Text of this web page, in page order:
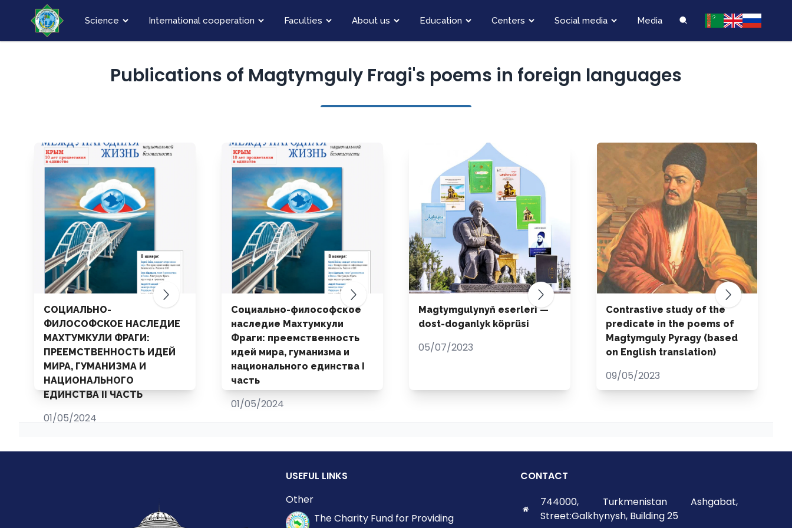
Science International cooperation Faculties About us Education Centers Social media Media
Publications of Magtymguly Fragi's poems in foreign languages
СОЦИАЛЬНО-
ФИЛОСОФСКОЕ НАСЛЕДИЕ
МАХТУМКУЛИ ФРАГИ:
ПРЕЕМСТВЕННОСТЬ ИДЕЙ
МИРА, ГУМАНИЗМА И
НАЦИОНАЛЬНОГО
ЕДИНСТВА II ЧАСТЬ
01/05/2024
Социально-философское
наследие Махтумкули
Фраги: преемственность
идей мира, гуманизма и
национального единства I
часть
01/05/2024
Magtymgulynyň eserleri —
dost-doganlyk köprüsi
05/07/2023
Contrastive study of the
predicate in the poems of
Magtymguly Pyragy (based
on English translation)
09/05/2023
USEFUL LINKS
Other
The Charity Fund for Providing
CONTACT
744000, Turkmenistan Ashgabat,
Street:Galkhynysh, Building 25